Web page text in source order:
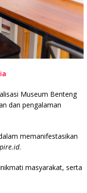
Museum Benteng
dan pengalaman
memanifestasikan
.
masyarakat, serta